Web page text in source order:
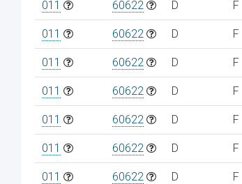
011 60622 D F
011 60622 D F
011 60622 D F
011 60622 D F
011 60622 D F
011 60622 D F
011 60622 D F